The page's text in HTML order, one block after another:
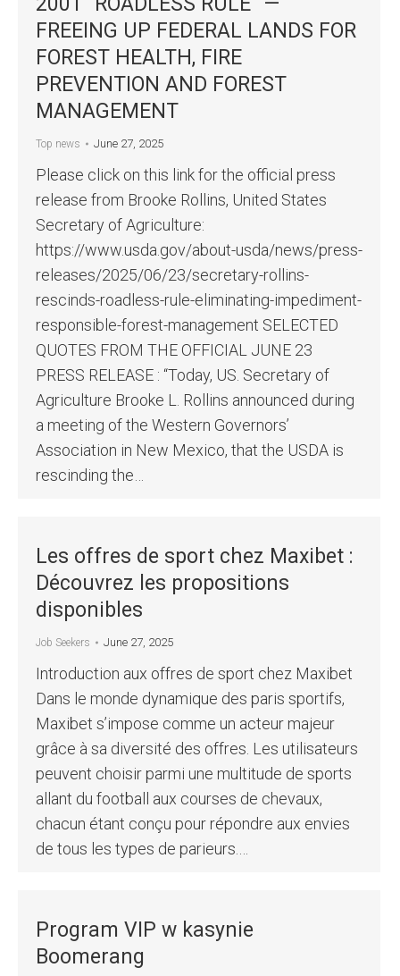
FREEING UP FEDERAL LANDS FOR
FOREST HEALTH, FIRE
PREVENTION AND FOREST
MANAGEMENT
Top news June 27, 2025
Please click on this link for the official press
release from Brooke Rollins, United States
Secretary of Agriculture:
https://www.usda.gov/about-usda/news/press-
releases/2025/06/23/secretary-rollins-
rescinds-roadless-rule-eliminating-impediment-
responsible-forest-management SELECTED
QUOTES FROM THE OFFICIAL JUNE 23
PRESS RELEASE : “Today, US. Secretary of
Agriculture Brooke L. Rollins announced during
a meeting of the Western Governors’
Association in New Mexico, that the USDA is
rescinding the…
Les offres de sport chez Maxibet :
Découvrez les propositions
disponibles
Job Seekers June 27, 2025
Introduction aux offres de sport chez Maxibet
Dans le monde dynamique des paris sportifs,
Maxibet s’impose comme un acteur majeur
grâce à sa diversité des offres. Les utilisateurs
peuvent choisir parmi une multitude de sports
allant du football aux courses de chevaux,
chacun étant conçu pour répondre aux envies
de tous les types de parieurs.…
Program VIP w kasynie
Boomerang